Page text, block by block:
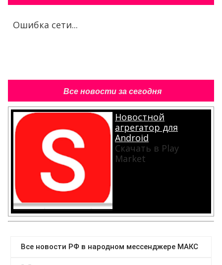
Ошибка сети...
Все новости за сегодня
Новостной
агрегатор для
Android
Скачать в Play
Market